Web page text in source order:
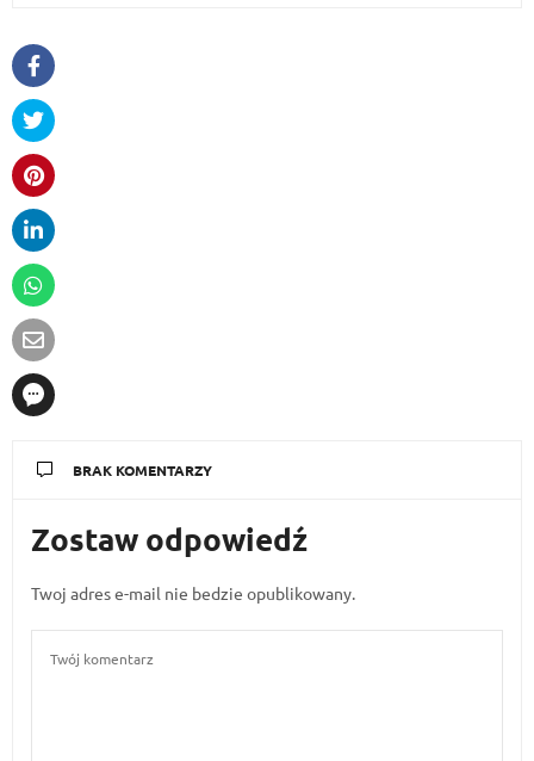
BRAK KOMENTARZY
Zostaw odpowiedź
Twoj adres e-mail nie bedzie opublikowany.